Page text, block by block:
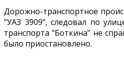
Дорожно-транспортное
"УАЗ 3909", следовал по
транспорта "Боткина" не
было приостановлено.